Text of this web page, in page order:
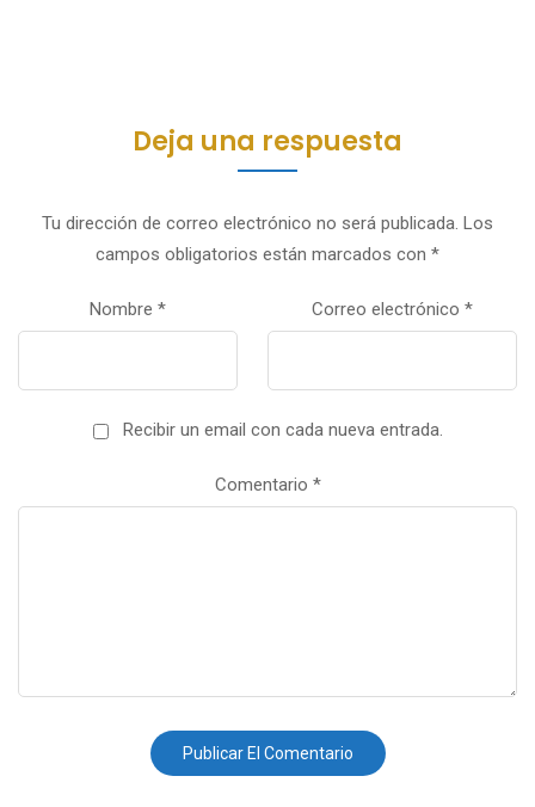
Deja una respuesta
Tu dirección de correo electrónico no será publicada. Los
campos obligatorios están marcados con *
Nombre * Correo electrónico *
Recibir un email con cada nueva entrada.
Comentario *